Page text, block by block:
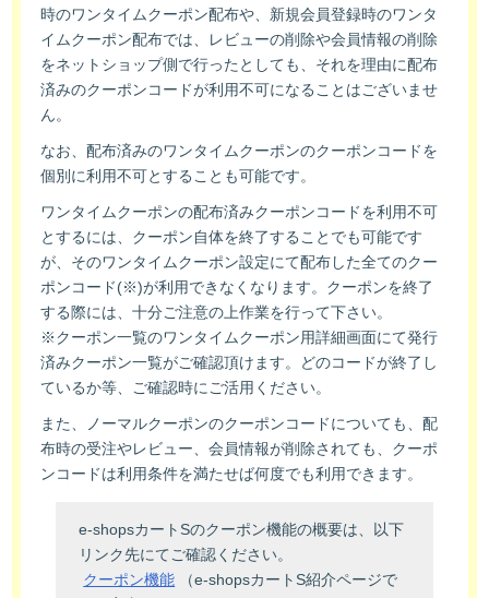
時のワンタイムクーポン配布や、新規会員登録時のワンタ
イムクーポン配布では、レビューの削除や会員情報の削除
をネットショップ側で行ったとしても、それを理由に配布
済みのクーポンコードが利用不可になることはございませ
ん。
なお、配布済みのワンタイムクーポンのクーポンコードを
個別に利用不可とすることも可能です。
ワンタイムクーポンの配布済みクーポンコードを利用不可
とするには、クーポン自体を終了することでも可能です
が、そのワンタイムクーポン設定にて配布した全てのクー
ポンコード(※)が利用できなくなります。クーポンを終了
する際には、十分ご注意の上作業を行って下さい。
※クーポン一覧のワンタイムクーポン用詳細画面にて発行
済みクーポン一覧がご確認頂けます。どのコードが終了し
ているか等、ご確認時にご活用ください。
また、ノーマルクーポンのクーポンコードについても、配
布時の受注やレビュー、会員情報が削除されても、クーポ
ンコードは利用条件を満たせば何度でも利用できます。
e-shopsカートSのクーポン機能の概要は、以下
リンク先にてご確認ください。
クーポン機能
（e-shopsカートS紹介ページで